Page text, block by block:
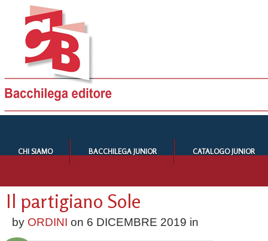
CHI SIAMO BACCHILEGA JUNIOR CATALOGO JUNIOR
Il partigiano Sole
by ORDINI on 6 DICEMBRE 2019 in